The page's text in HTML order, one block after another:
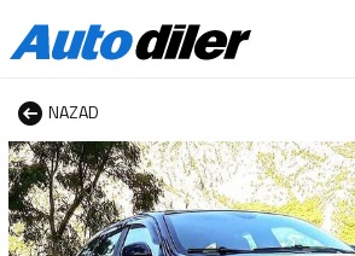
NAZAD